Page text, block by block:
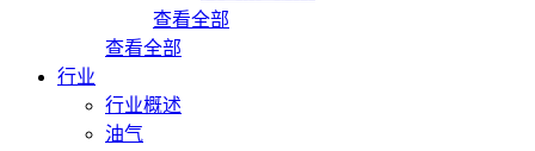
查看全部
查看全部
行业
行业概述
油气